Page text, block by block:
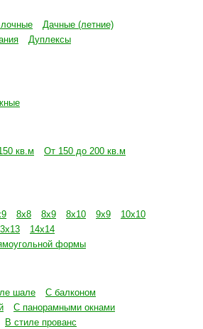
Дачные (летние)
Дуплексы
кв.м
От 150 до 200 кв.м
8х8 8х9 8х10 9х9
10х10
14х14
формы
шале
С балконом
С панорамными окнами
В стиле прованс